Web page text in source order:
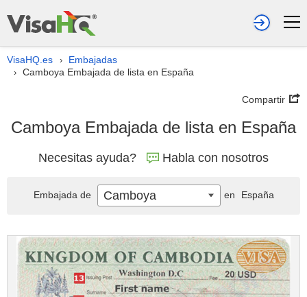
VisaHQ.es › Embajadas
› Camboya Embajada de lista en España
Compartir
Camboya Embajada de lista en España
Necesitas ayuda? Habla con nosotros
Embajada de Camboya en España